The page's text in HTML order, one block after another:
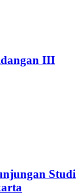
III
Studi